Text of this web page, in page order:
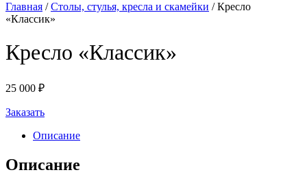
Главная /Столы, стулья, кресла и скамейки / Кресло
«Классик»
Кресло «Классик»
25 000 ₽
Заказать
Описание
Описание